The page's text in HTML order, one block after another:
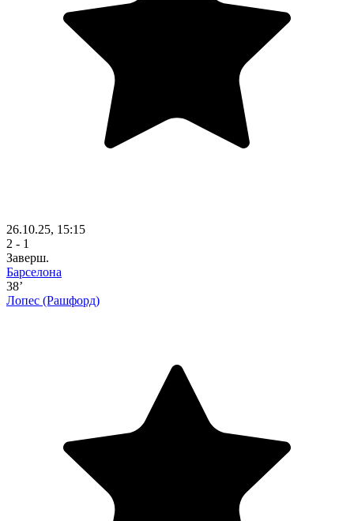
26.10.25, 15:15
2 - 1
Заверш.
Барселона
38’
Лопес (Рашфорд)